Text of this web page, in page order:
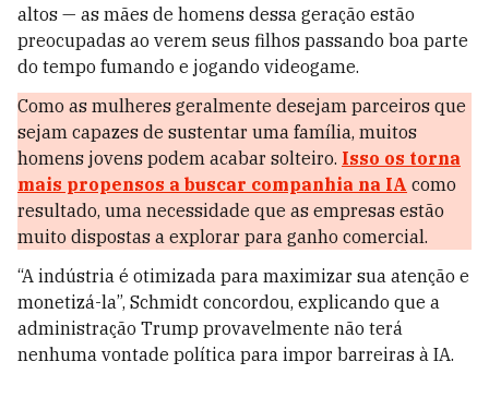
altos — as mães de homens dessa geração estão
preocupadas ao verem seus filhos passando boa parte
do tempo fumando e jogando videogame.
Como as mulheres geralmente desejam parceiros que
sejam capazes de sustentar uma família, muitos
homens jovens podem acabar solteiro. Isso os torna
mais propensos a buscar companhia na IA como
resultado, uma necessidade que as empresas estão
muito dispostas a explorar para ganho comercial.
“A indústria é otimizada para maximizar sua atenção e
monetizá-la”, Schmidt concordou, explicando que a
administração Trump provavelmente não terá
nenhuma vontade política para impor barreiras à IA.